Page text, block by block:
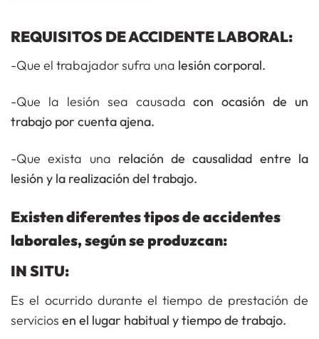
REQUISITOS DE ACCIDENTE LABORAL:
-Que el trabajador sufra una lesión corporal.
-Que la lesión sea causadacon ocasión de un
trabajo por cuenta ajena.
-Que exista una relación de causalidad entre la
lesión y la realización del trabajo.
Existen diferentes tipos de accidentes
laborales, según se produzcan:
IN SITU:
Es el ocurrido durante el tiempo de prestación de
servicios en el lugar habitual y tiempo de trabajo.